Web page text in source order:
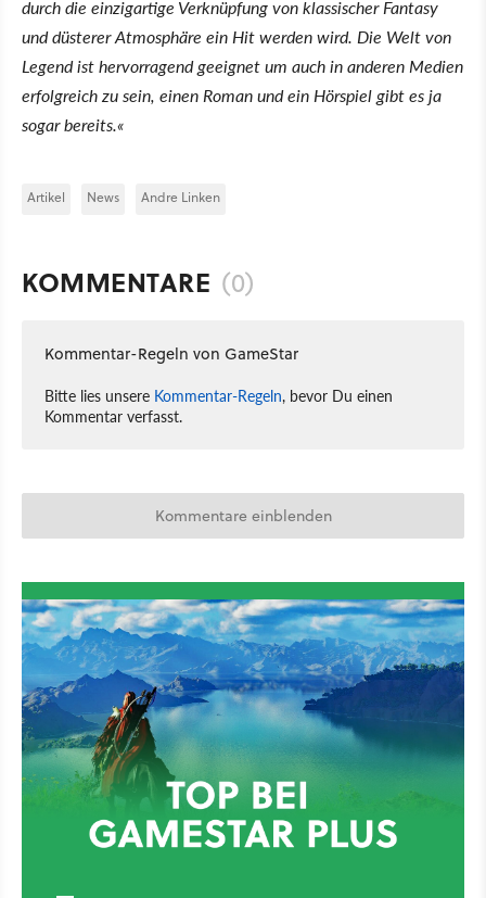
durch die einzigartige Verknüpfung von klassischer Fantasy
und düsterer Atmosphäre ein Hit werden wird. Die Welt von
Legend ist hervorragend geeignet um auch in anderen Medien
erfolgreich zu sein, einen Roman und ein Hörspiel gibt es ja
sogar bereits.«
Artikel News Andre Linken
KOMMENTARE (0)
Kommentar-Regeln von GameStar
Bitte lies unsere Kommentar-Regeln, bevor Du einen
Kommentar verfasst.
Kommentare einblenden